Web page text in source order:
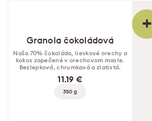
+
Granola čokoládová
Naša 70% čokoláda, lieskové orechy a
kokos zapečené v orechovom masle.
Bezlepková, chrumkavá a zlatistá.
11.19 €
350 g